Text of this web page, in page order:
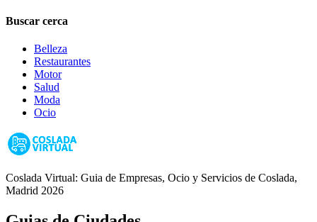
Buscar cerca
Belleza
Restaurantes
Motor
Salud
Moda
Ocio
Coslada Virtual: Guia de Empresas, Ocio y Servicios de Coslada,
Madrid 2026